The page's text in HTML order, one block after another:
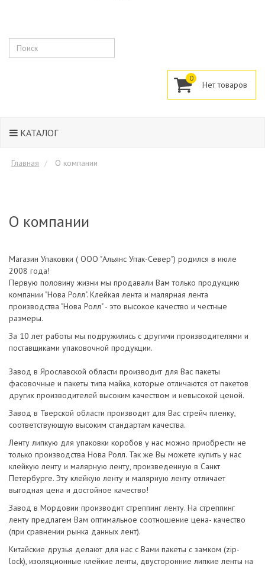
Поиск
0
КАТАЛОГ
Главная О компании
О компании
Магазин Упаковки ( ООО "Альянс Упак-Север") родился в июле
2008 года!
Первую половину жизни мы продавали Вам только продукцию
компании "Нова Ролл". Клейкая лента и малярная лента
производства "Нова Ролл" - это высокое качество и честные
размеры.
За 10 лет работы мы подружились с другими производителями и
поставщиками упаковочной продукции.
Завод в Ярославской области производит для Вас пакеты
фасовочные и пакеты типа майка, которые отличаются от пакетов
других производителей высоким качеством и невысокой ценой.
Завод в Тверской области производит для Вас стрейч пленку,
соответствующую высоким стандартам качества.
Ленту липкую для упаковки коробов у нас можно приобрести не
только производства Нова Ролл. Так же Вы можете купить у нас
клейкую ленту и малярную ленту, произведенную в Санкт
Петербурге. Эту клейкую ленту и малярную ленту отличает
выгодная цена и достойное качество!
Завод в Мордовии производит стреппинг ленту. На стреппинг
ленту предлагем Вам оптимальное соотношение цена- качество
(при сравнении рынка данных лент).
Китайские друзья делают для нас с Вами пакеты с замком (zip-
lock), изоляционные клейкие ленты, двусторонние липкие ленты на